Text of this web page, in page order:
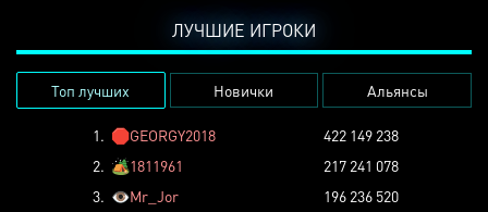
ЛУЧШИЕ ИГРОКИ
Топ лучших Новички Альянсы
1. 🛑GEORGY2018
422 149 238
2. 🏕️1811961
217 241 078
3. 👁️Mr_Jor
196 236 520